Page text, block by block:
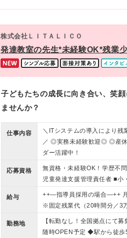
株式会社ＬＩＴＡＬＩＣＯ
発達教室の先生*未経験OK*残業
子どもたちの成長に向き合い、笑
ませんか？
仕事内容
＼ITシステムの導入により残
／ ◎実務未経験歓迎◎ ◎産
ダー活躍中！
応募資格
無資格・未経験OK！学歴不
児童発達支援管理責任者 ■小
教諭、社会福祉士、精神保
師、理学療法士、言語聴覚
教育・社会・心理・福祉系
サービスで2年以上経験の
強度行動障害初任者研修（
給与
++—指導員採用の場合—++
※固定残業代（20時間分／3
超過分は別途支給。 ※経験
ます。 ※試用期間は3か月・
勤務地
【転勤なし！全国拠点にて
随時OPEN予定 ◆駅から徒歩